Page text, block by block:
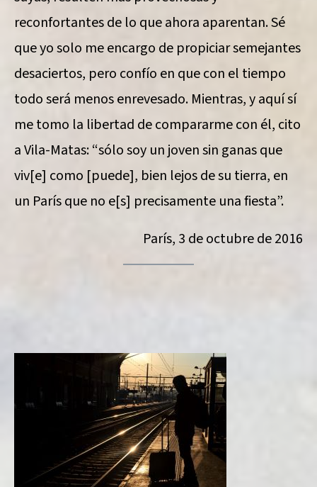
reconfortantes de lo que ahora aparentan. Sé
que yo solo me encargo de propiciar semejantes
desaciertos, pero confío en que con el tiempo
todo será menos enrevesado. Mientras, y aquí sí
me tomo la libertad de compararme con él, cito
a Vila-Matas: “sólo soy un joven sin ganas que
viv[e] como [puede], bien lejos de su tierra, en
un París que no e[s] precisamente una fiesta”.
París, 3 de octubre de 2016